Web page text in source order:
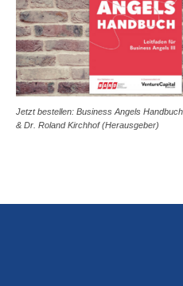
Jetzt bestellen: Business Angels
& Dr. Roland Kirchhof (Herausgeber)